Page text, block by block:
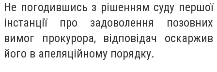
Не погодившись з рішенням суду першої
інстанції про задоволення позовних
вимог прокурора, відповідач оскаржив
його в апеляційному порядку.